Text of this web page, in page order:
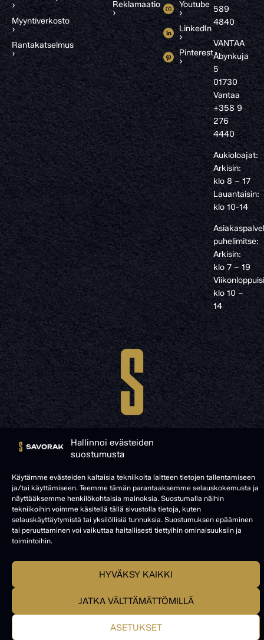
Hallinnoi evästeiden
suostumusta
Käytämme evästeiden kaltaisia tekniikoita laitteen tietojen tallentamiseen
ja/tai käyttämiseen. Teemme tämän parantaaksemme selauskokemusta ja
näyttääksemme henkilökohtaisia mainoksia. Suostumalla näihin
tekniikoihin voimme käsitellä tällä sivustolla tietoja, kuten
selauskäyttäytymistä tai yksilöllisiä tunnuksia. Suostumuksen epääminen
tai peruuttaminen voi vaikuttaa haitallisesti tiettyihin ominaisuuksiin ja
toimintoihin.
HYVÄKSY KAIKKI
JATKA VÄLTTÄMÄTTÖMILLÄ
ASETUKSET
›
Myyntiverkosto
›
Rantakatselmus
›
Reklamaatio
›
Youtube
›
LinkedIn
›
Pinterest
›
589
4840
VANTAA
Åbynkuja
5
01730
Vantaa
+358 9
276
4440
Aukioloajat:
Arkisin:
klo 8 – 17
Lauantaisin:
klo 10-14
puhelimitse:
Arkisin:
klo 7 – 19
klo 10 –
14
© SAVORAK 2025